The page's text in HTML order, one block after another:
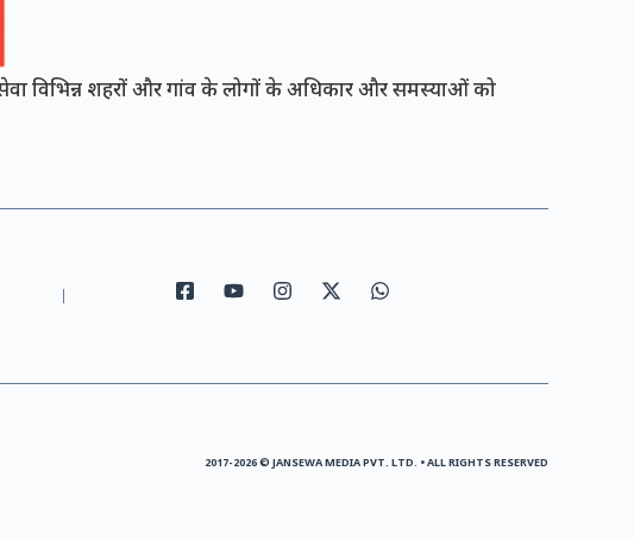
विभिन्न शहरों और गांव के लोगों के अधिकार और समस्याओं को
2017-2026 © JANSEWA MEDIA PVT. LTD. • ALL RIGHTS RESERVED